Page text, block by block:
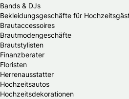
Bands & DJs
Bekleidungsgeschäfte für
Brautaccessoires
Brautmodengeschäfte
Brautstylisten
Finanzberater
Floristen
Herrenausstatter
Hochzeitsautos
Hochzeitsdekorationen